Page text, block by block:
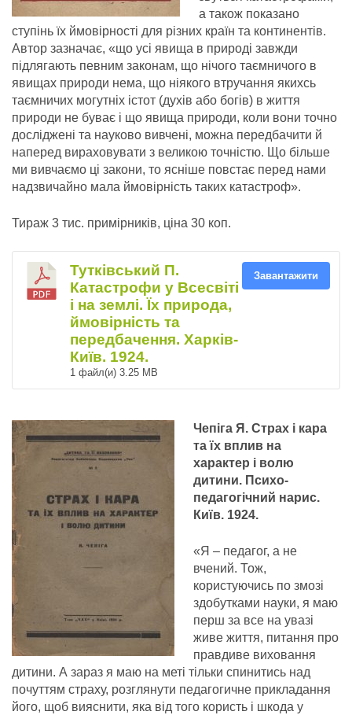
а також показано
ступінь їх ймовірності для різних країн та континентів.
Автор зазначає, «що усі явища в природі завжди
підлягають певним законам, що нічого таємничого в
явищах природи нема, що ніякого втручання якихсь
таємничих могутніх істот (духів або богів) в життя
природи не буває і що явища природи, коли вони точно
досліджені та науково вивчені, можна передбачити й
наперед вираховувати з великою точністю. Що більше
ми вивчаємо ці закони, то ясніше повстає перед нами
надзвичайно мала ймовірність таких катастроф».
Тираж 3 тис. примірників, ціна 30 коп.
Тутківський П.
Катастрофи у Всесвіті
і на землі. Їх природа,
ймовірність та
передбачення. Харків-
Київ. 1924.
1 файл(и) 3.25 MB
Завантажити
Чепіга Я. Страх і кара
та їх вплив на
характер і волю
дитини. Психо-
педагогічний нарис.
Київ. 1924.
«Я – педагог, а не
вчений. Тож,
користуючись по змозі
здобутками науки, я маю
перш за все на увазі
живе життя, питання про
правдиве виховання
дитини. А зараз я маю на меті тільки спинитись над
почуттям страху, розглянути педагогичне прикладання
його, щоб вияснити, яка від того користь і шкода у